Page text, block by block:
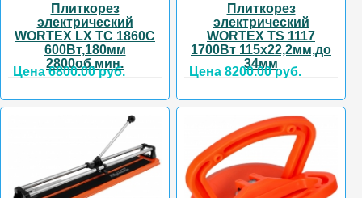
Плиткорез
электрический
WORTEX LX TC 1860C
600Вт,180мм
2800об.мин.
Цена 6800.00 руб.
Плиткорез
электрический
WORTEX TS 1117
1700Вт 115х22,2мм,до
34мм
Цена 8200.00 руб.